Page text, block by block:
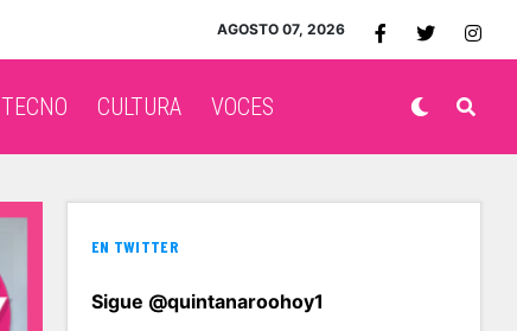
AGOSTO 07, 2026
TECNO CULTURA VOCES
EN TWITTER
Sigue @quintanaroohoy1